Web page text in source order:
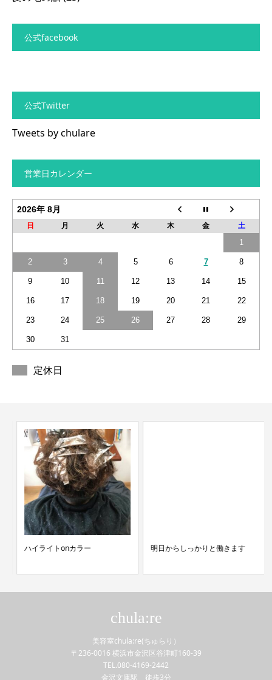
公式facebook
公式Twitter
Tweets by chulare
営業日カレンダー
2026年 8月
日 月 火 水 木 金 土
1
2 3 4 5 6 7 8
9 10 11 12 13 14 15
16 17 18 19 20 21 22
23 24 25 26 27 28 29
30 31
定休日
ハイライトonカラー 明日からしっかりと働きます
chula:re
美容室chula:re(ちゅらり）
〒236-0016 横浜市金沢区谷津町160-39
TEL.080-4169-2442
金沢文庫駅 徒歩3分